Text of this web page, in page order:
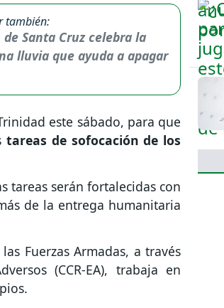
también:
Santa Cruz celebra la
lluvia que ayuda a apagar
este sábado, para que
tareas de sofocación de los
tareas serán fortalecidas con
de la entrega humanitaria
Fuerzas Armadas, a través
(CCR-EA), trabaja en